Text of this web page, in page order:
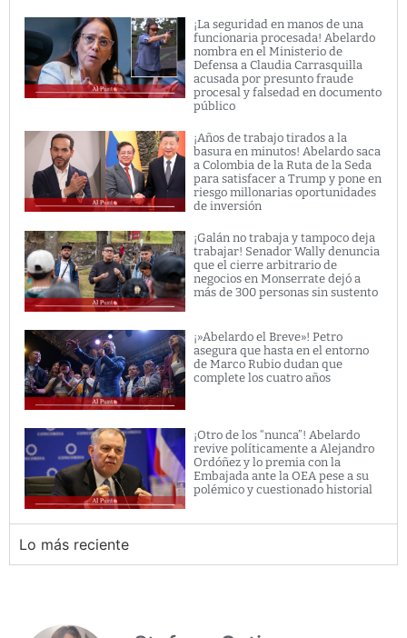
¡La seguridad en manos de una
funcionaria procesada! Abelardo
nombra en el Ministerio de
Defensa a Claudia Carrasquilla
acusada por presunto fraude
procesal y falsedad en documento
público
¡Años de trabajo tirados a la
basura en minutos! Abelardo saca
a Colombia de la Ruta de la Seda
para satisfacer a Trump y pone en
riesgo millonarias oportunidades
de inversión
¡Galán no trabaja y tampoco deja
trabajar! Senador Wally denuncia
que el cierre arbitrario de
negocios en Monserrate dejó a
más de 300 personas sin sustento
¡»Abelardo el Breve»! Petro
asegura que hasta en el entorno
de Marco Rubio dudan que
complete los cuatro años
¡Otro de los “nunca”! Abelardo
revive políticamente a Alejandro
Ordóñez y lo premia con la
Embajada ante la OEA pese a su
polémico y cuestionado historial
Lo más reciente